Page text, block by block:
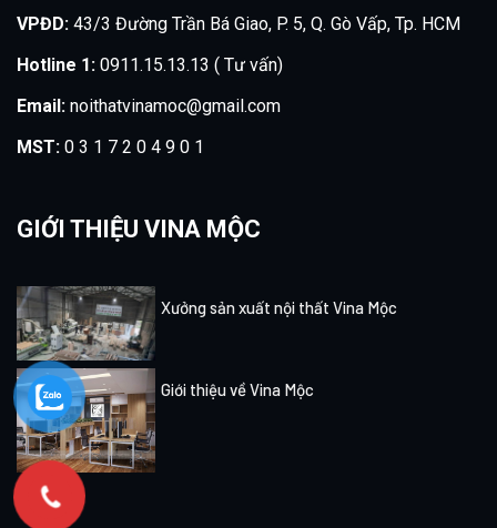
VPĐD: 43/3 Đường Trần Bá Giao, P. 5, Q. Gò Vấp, Tp. HCM
Hotline 1: 0911.15.13.13 ( Tư vấn)
Email: noithatvinamoc@gmail.com
MST: 0 3 1 7 2 0 4 9 0 1
GIỚI THIỆU VINA MỘC
Xưởng sản xuất nội thất Vina Mộc
Giới thiệu về Vina Mộc